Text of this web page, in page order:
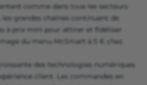
comme dans tous les secteurs
les grandes chaînes continuent de
à prix mini pour attirer et fidéliser
du menu McSmart à 5 € chez
des technologies numériques
client. Les commandes en